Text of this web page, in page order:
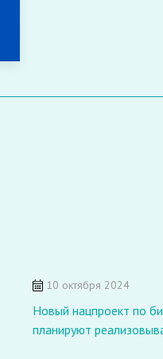
10 октября 2024
Новый нацпроект по
планируют